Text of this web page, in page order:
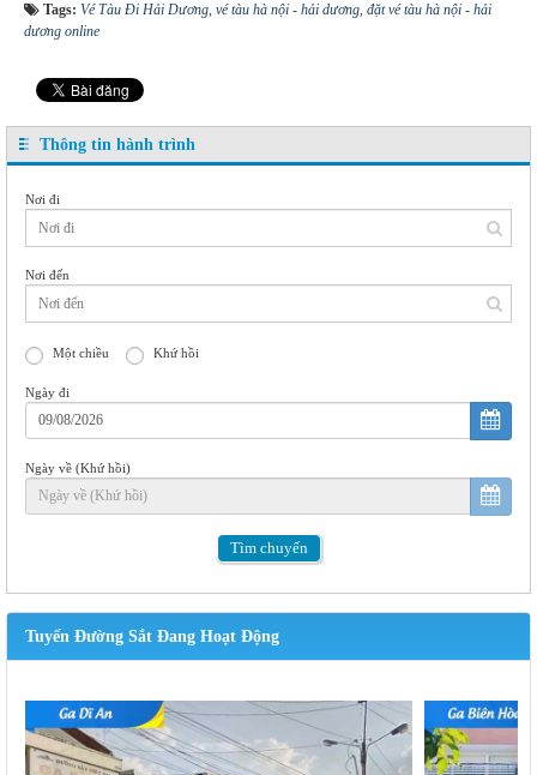
Tags: Vé Tàu Đi Hải Dương, vé tàu hà nội - hải dương, đặt vé tàu hà nội - hải
dương online
Thông tin hành trình
Nơi đi
Nơi đến
Một chiều Khứ hồi
Ngày đi
Ngày về (Khứ hồi)
Tìm chuyến
Tuyến Đường Sắt Đang Hoạt Động